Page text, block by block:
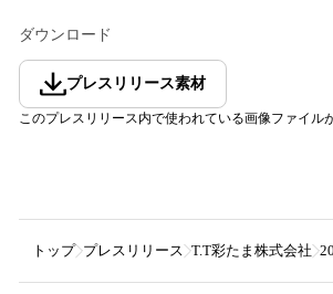
ダウンロード
プレスリリース素材
このプレスリリース内で使われている画像ファイル
トップ プレスリリース T.T彩たま株式会社